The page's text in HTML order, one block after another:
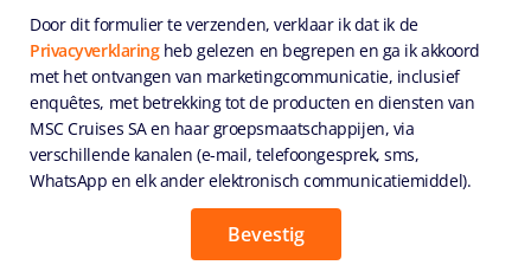
Door dit formulier te verzenden, verklaar ik dat ik de
Privacyverklaringheb gelezen en begrepen en ga ik akkoord
met het ontvangen van marketingcommunicatie, inclusief
enquêtes, met betrekking tot de producten en diensten van
MSC Cruises SA en haar groepsmaatschappijen, via
verschillende kanalen (e-mail, telefoongesprek, sms,
WhatsApp en elk ander elektronisch communicatiemiddel).